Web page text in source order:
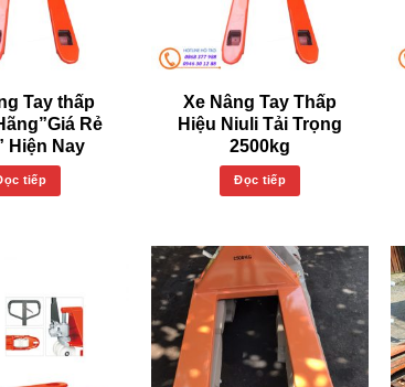
Tay thấp
Rẻ
Hiện Nay
tiếp
Xe Nâng Tay Thấp
Hiệu Niuli Tải Trọng
2500kg
Đọc tiếp